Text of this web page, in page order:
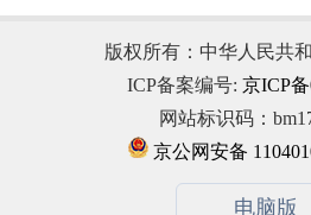
版权所有：中华人民共
ICP备案编号: 京ICP
网站标识码：
京公网安备
电脑版